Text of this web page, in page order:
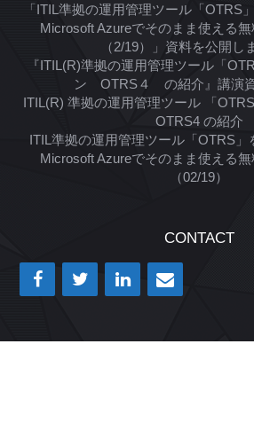
「ITIL準拠の運用管理ツール「OTRS
Microsoft Azureでそのまま使える
（2/19）」資料を公開し
『ITIL(R)準拠の運用管理ツール「
ン OTRS４ の紹介』講演資
ITIL(R) 準拠の運用管理ツール 「
OTRS4 の紹介
ITIL準拠の運用管理ツール「OTRS」
Microsoft Azureでそのまま使える
（02/19）
CONTACT